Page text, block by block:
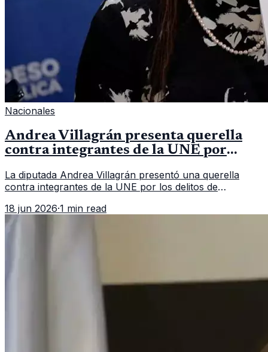
Nacionales
Andrea Villagrán presenta querella
contra integrantes de la UNE por
La diputada Andrea Villagrán presentó una querella
contra integrantes de la UNE por los delitos de
18 jun 2026·1 min read